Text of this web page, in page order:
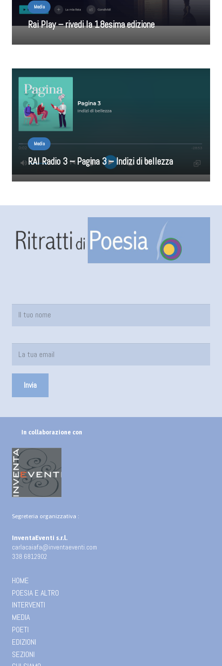
Media
Rai Play – rivedi la 18esima edizione
Media
RAI Radio 3 – Pagina 3 – Indizi di bellezza
In collaborazione con
Segreteria organizzativa :
InventaEventi s.r.l.
carlacaiafa@inventaeventi.com
338 6812902
HOME
POESIA E ALTRO
INTERVENTI
MEDIA
POETI
EDIZIONI
SEZIONI